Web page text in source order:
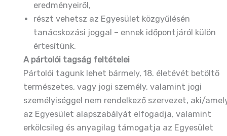
eredményeiről,
részt vehetsz az Egyesület közgyűlésén
tanácskozási joggal – ennek időpontjáról külön
értesítünk.
A pártolói tagság feltételei
Pártolói tagunk lehet bármely, 18. életévét betöltő
természetes, vagy jogi személy, valamint jogi
személyiséggel nem rendelkező szervezet, aki/
az Egyesület alapszabályát elfogadja, valamint
erkölcsileg és anyagilag támogatja az Egyesület